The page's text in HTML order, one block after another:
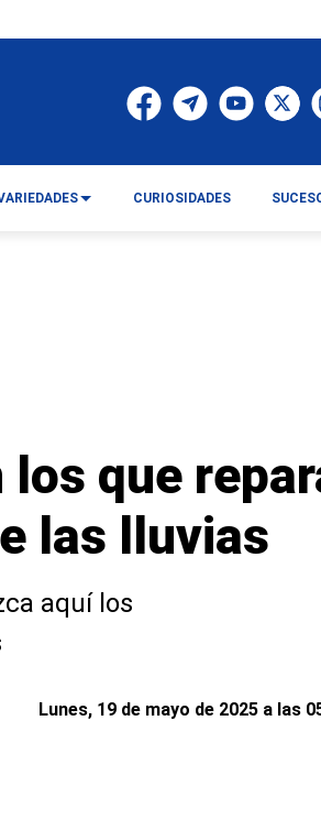
que
las lluvias
aquí los
Lunes, 19 de mayo de 2025 a las
CURIOSIDADES